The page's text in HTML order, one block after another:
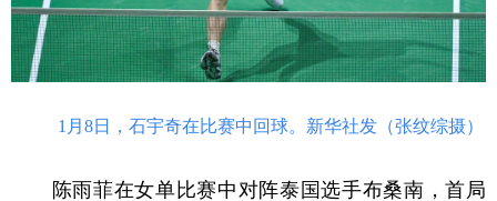
1月8日，石宇奇在比赛中回球。新华社发（张纹综摄）
陈雨菲在女单比赛中对阵泰国选手布桑南，首局